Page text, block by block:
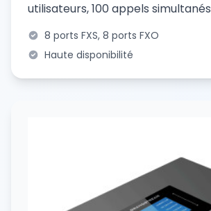
utilisateurs, 100 appels simultanés
8 ports FXS, 8 ports FXO
Haute disponibilité